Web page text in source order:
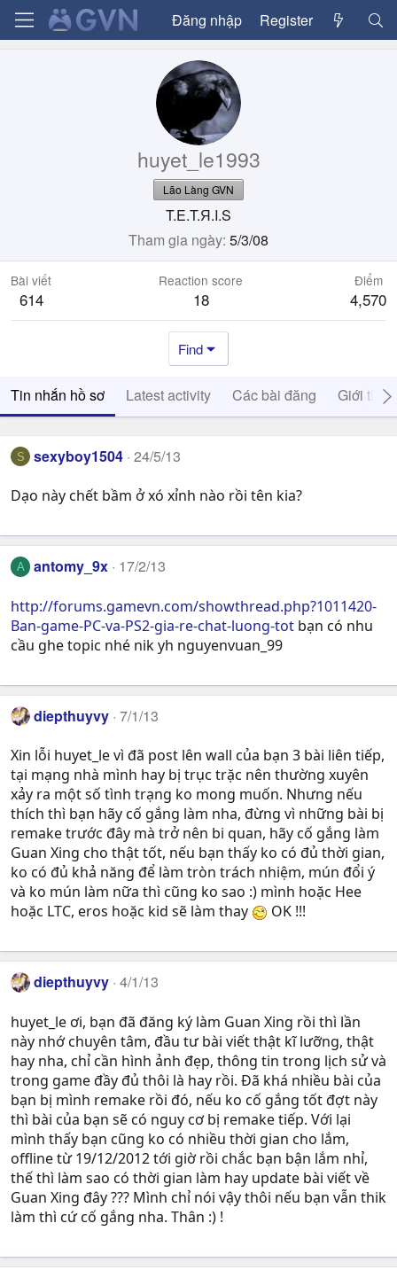
Đăng nhập Register
huyet_le1993
Lão Làng GVN
T.E.T.Я.I.S
Tham gia ngày 5/3/08
Bài viết
614
Reaction score
18
Điểm
4,570
Find
Tin nhắn hồ sơ Latest activity Các bài đăng Giới thiệu
S sexyboy1504 24/5/13
Dạo này chết bầm ở xó xỉnh nào rồi tên kia?
A antomy_9x 17/2/13
http://forums.gamevn.com/showthread.php?1011420-
Ban-game-PC-va-PS2-gia-re-chat-luong-tot bạn có nhu
cầu ghe topic nhé nik yh nguyenvuan_99
diepthuyvy 7/1/13
Xin lỗi huyet_le vì đã post lên wall của bạn 3 bài liên tiếp,
tại mạng nhà mình hay bị trục trặc nên thường xuyên
xảy ra một số tình trạng ko mong muốn. Nhưng nếu
thích thì bạn hãy cố gắng làm nha, đừng vì những bài bị
remake trước đây mà trở nên bi quan, hãy cố gắng làm
Guan Xing cho thật tốt, nếu bạn thấy ko có đủ thời gian,
ko có đủ khả năng để làm tròn trách nhiệm, mún đổi ý
và ko mún làm nữa thì cũng ko sao :) mình hoặc Hee
hoặc LTC, eros hoặc kid sẽ làm thay
OK !!!
diepthuyvy 4/1/13
huyet_le ơi, bạn đã đăng ký làm Guan Xing rồi thì lần
này nhớ chuyên tâm, đầu tư bài viết thật kĩ lưỡng, thật
hay nha, chỉ cần hình ảnh đẹp, thông tin trong lịch sử và
trong game đầy đủ thôi là hay rồi. Đã khá nhiều bài của
bạn bị mình remake rồi đó, nếu ko cố gắng tốt đợt này
thì bài của bạn sẽ có nguy cơ bị remake tiếp. Với lại
mình thấy bạn cũng ko có nhiều thời gian cho lắm,
offline từ 19/12/2012 tới giờ rồi chắc bạn bận lắm nhỉ,
thế thì làm sao có thời gian làm hay update bài viết về
Guan Xing đây ??? Mình chỉ nói vậy thôi nếu bạn vẫn thik
làm thì cứ cố gắng nha. Thân :) !